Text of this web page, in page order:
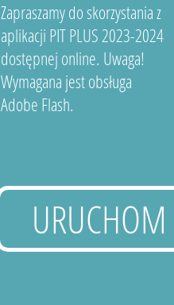
Zapraszamy do skorzystania z
aplikacji PIT PLUS 2023-2024
dostępnej online. Uwaga!
Wymagana jest obsługa
Adobe Flash.
URUCHOM